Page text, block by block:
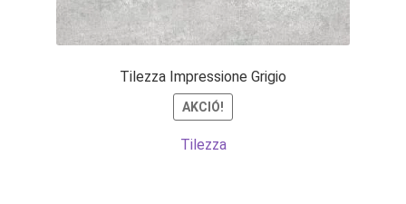
Tilezza Impressione Grigio
AKCIÓ!
Tilezza